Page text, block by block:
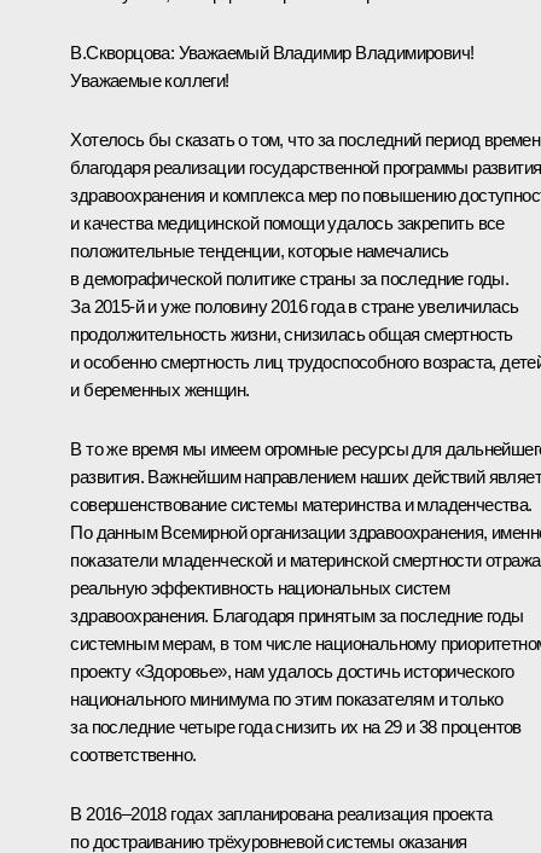
В.Скворцова: Уважаемый Владимир Владимирович!
Уважаемые коллеги!
Хотелось бы сказать о том, что за последний период
благодаря реализации государственной программы развития
здравоохранения и комплекса мер по повышению
и качества медицинской помощи удалось закрепить все
положительные тенденции, которые намечались
в демографической политике страны за последние годы.
За 2015-й и уже половину 2016 года в стране увеличилась
продолжительность жизни, снизилась общая смертность
и особенно смертность лиц трудоспособного возраста,
и беременных женщин.
В то же время мы имеем огромные ресурсы для
развития. Важнейшим направлением наших действий
совершенствование системы материнства и младенчества.
По данным Всемирной организации здравоохранения,
показатели младенческой и материнской смертности
реальную эффективность национальных систем
здравоохранения. Благодаря принятым за последние годы
системным мерам, в том числе национальному
проекту «Здоровье», нам удалось достичь исторического
национального минимума по этим показателям и только
за последние четыре года снизить их на 29 и 38 процентов
соответственно.
В 2016–2018 годах запланирована реализация проекта
по достраиванию трёхуровневой системы оказания